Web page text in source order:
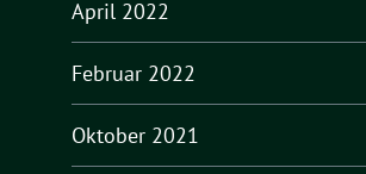
April 2022
Februar 2022
Oktober 2021